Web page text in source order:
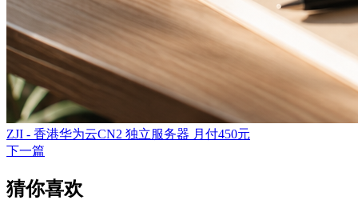
ZJI - 香港华为云CN2 独立服务器 月付450元
下一篇
猜你喜欢